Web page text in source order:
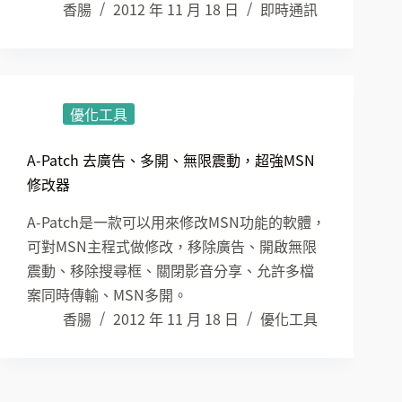
香腸 2012 年 11 月 18 日 即時通訊
優化工具
A-Patch 去廣告、多開、無限震動，超強MSN
修改器
A-Patch是一款可以用來修改MSN功能的軟體，
可對MSN主程式做修改，移除廣告、開啟無限
震動、移除搜尋框、關閉影音分享、允許多檔
案同時傳輸、MSN多開。
香腸
2012 年 11 月 18 日 優化工具